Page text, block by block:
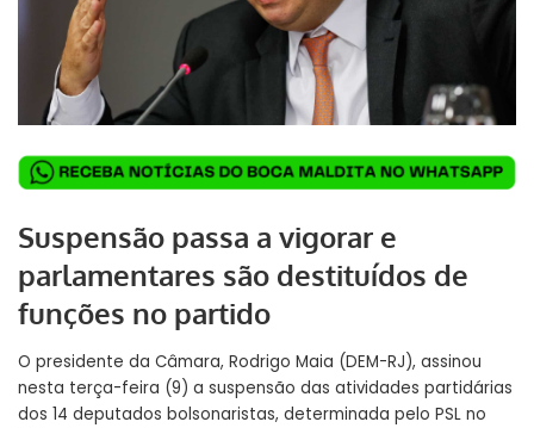
Suspensão passa a vigorar e
parlamentares são destituídos de
funções no partido
O presidente da Câmara, Rodrigo Maia (DEM-RJ), assinou
nesta terça-feira (9) a suspensão das atividades partidárias
dos 14 deputados bolsonaristas, determinada pelo PSL no